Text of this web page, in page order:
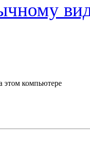
этом компьютере